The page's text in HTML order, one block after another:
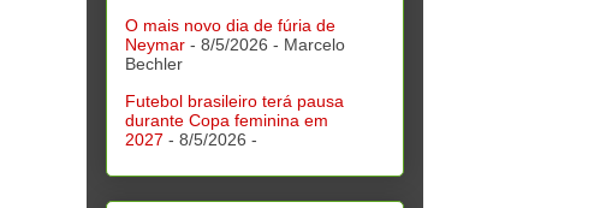
O mais novo dia de fúria de
Neymar - 8/5/2026 - Marcelo
Bechler
Futebol brasileiro terá pausa
durante Copa feminina em
2027 - 8/5/2026 -